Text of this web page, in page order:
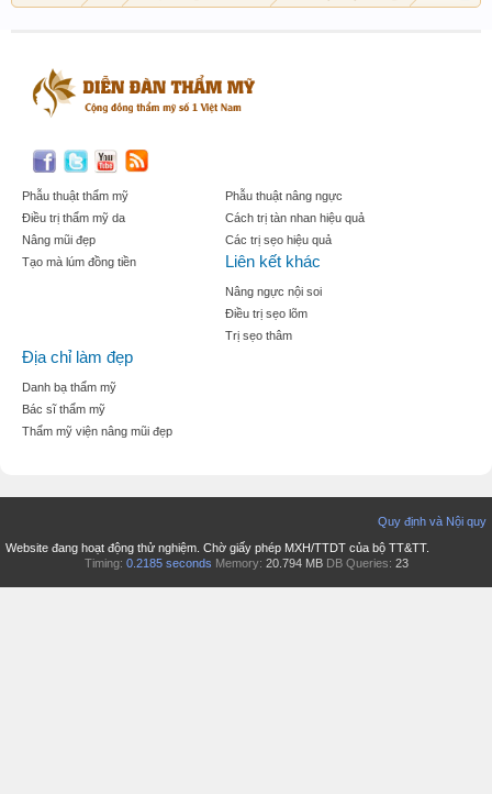
Phẫu thuật thẩm mỹ
Điều trị thẩm mỹ da
Nâng mũi đẹp
Tạo mà lúm đồng tiền
Phẫu thuật nâng ngực
Cách trị tàn nhan hiệu quả
Các trị sẹo hiệu quả
Liên kết khác
Nâng ngực nội soi
Điều trị sẹo lõm
Trị sẹo thâm
Địa chỉ làm đẹp
Danh bạ thẩm mỹ
Bác sĩ thẩm mỹ
Thẩm mỹ viện nâng mũi đẹp
Quy định và Nội quy
Website đang hoạt động thử nghiệm. Chờ giấy phép MXH/TTDT của bộ TT&TT.
Timing: 0.2185 seconds Memory: 20.794 MB DB Queries: 23